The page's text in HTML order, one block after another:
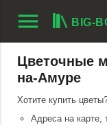
menu BIG-
Цветочные
на-Амуре
Хотите купить
Адреса на